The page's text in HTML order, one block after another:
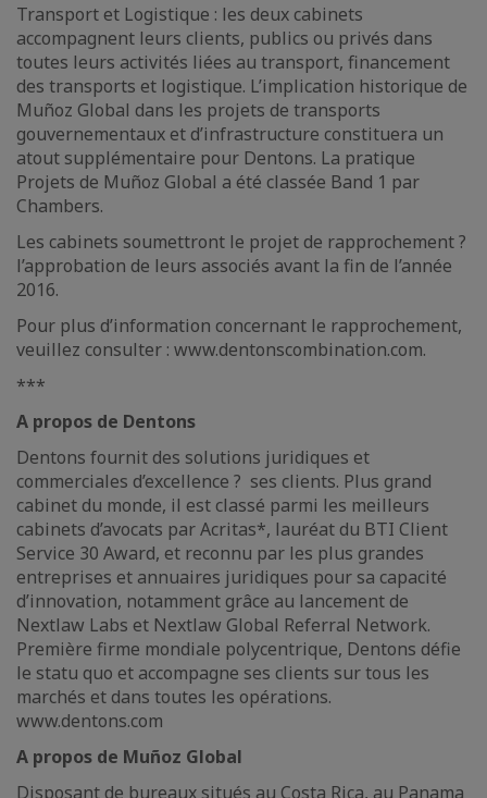
Transport et Logistique : les deux cabinets
accompagnent leurs clients, publics ou privés dans
toutes leurs activités liées au transport, financement
des transports et logistique. L’implication historique de
Muñoz Global dans les projets de transports
gouvernementaux et d’infrastructure constituera un
atout supplémentaire pour Dentons. La pratique
Projets de Muñoz Global a été classée Band 1 par
Chambers.
Les cabinets soumettront le projet de rapprochement ?
l’approbation de leurs associés avant la fin de l’année
2016.
Pour plus d’information concernant le rapprochement,
veuillez consulter : www.dentonscombination.com.
***
A propos de Dentons
Dentons fournit des solutions juridiques et
commerciales d’excellence ? ses clients. Plus grand
cabinet du monde, il est classé parmi les meilleurs
cabinets d’avocats par Acritas*, lauréat du BTI Client
Service 30 Award, et reconnu par les plus grandes
entreprises et annuaires juridiques pour sa capacité
d’innovation, notamment grâce au lancement de
Nextlaw Labs et Nextlaw Global Referral Network.
Première firme mondiale polycentrique, Dentons défie
le statu quo et accompagne ses clients sur tous les
marchés et dans toutes les opérations.
www.dentons.com
A propos de Muñoz Global
Disposant de bureaux situés au Costa Rica, au Panama